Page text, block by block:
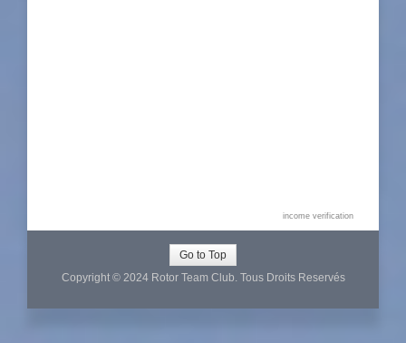
income verification
Go to Top
Copyright © 2024 Rotor Team Club. Tous Droits Reservés